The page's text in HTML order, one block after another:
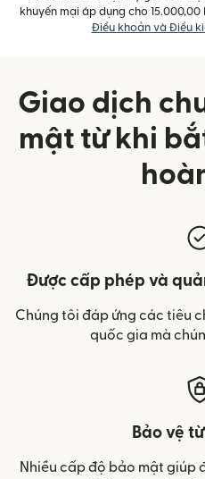
khuyến mại áp dụng cho
Điều khoản và Điều
Giao dịch
mật từ khi
Được cấp phép và
Chúng tôi đáp ứng các tiêu
quốc gia mà
Bảo vệ
Nhiều cấp độ bảo mật giúp